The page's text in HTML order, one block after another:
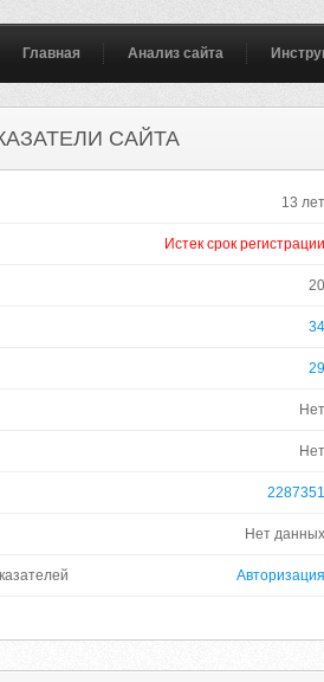
Главная Анализ сайта
САЙТА
13 лет
Истек срок регистрации
20
34
29
Нет
Нет
2287351
Нет данных
Авторизация